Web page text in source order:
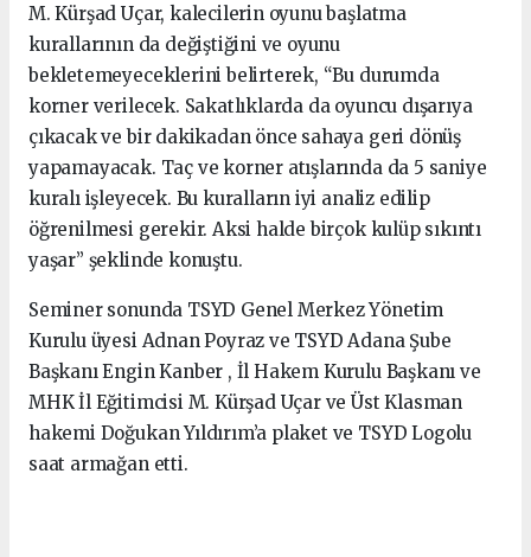
M. Kürşad Uçar, kalecilerin oyunu başlatma
kurallarının da değiştiğini ve oyunu
bekletemeyeceklerini belirterek, “Bu durumda
korner verilecek. Sakatlıklarda da oyuncu dışarıya
çıkacak ve bir dakikadan önce sahaya geri dönüş
yapamayacak. Taç ve korner atışlarında da 5 saniye
kuralı işleyecek. Bu kuralların iyi analiz edilip
öğrenilmesi gerekir. Aksi halde birçok kulüp sıkıntı
yaşar” şeklinde konuştu.
Seminer sonunda TSYD Genel Merkez Yönetim
Kurulu üyesi Adnan Poyraz ve TSYD Adana Şube
Başkanı Engin Kanber , İl Hakem Kurulu Başkanı ve
MHK İl Eğitimcisi M. Kürşad Uçar ve Üst Klasman
hakemi Doğukan Yıldırım’a plaket ve TSYD Logolu
saat armağan etti.